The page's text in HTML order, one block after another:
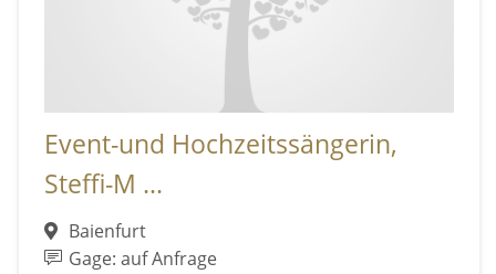
Event-und Hochzeitssängerin,
Steffi-M ...
Baienfurt
Gage: auf Anfrage